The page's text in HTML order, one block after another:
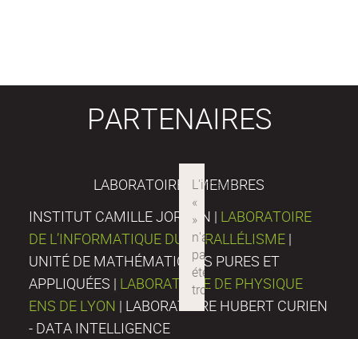
PARTENAIRES
LABORATOIRES MEMBRES
INSTITUT CAMILLE JORDAN | LABORATOIRE
DE L’INFORMATIQUE DU PARALLÉLISME |
UNITÉ DE MATHÉMATIQUES PURES ET
APPLIQUÉES | LABORATOIRE DE PHYSIQUE
ENS DE LYON | LABORATOIRE HUBERT CURIEN
- DATA INTELLIGENCE